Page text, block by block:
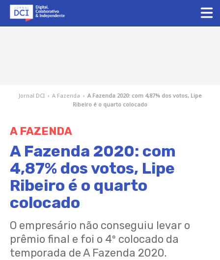
Jornal DCI › A Fazenda › A Fazenda 2020: com 4,87% dos votos, Lipe
Ribeiro é o quarto colocado
A FAZENDA
A Fazenda 2020: com
4,87% dos votos, Lipe
Ribeiro é o quarto
colocado
O empresário não conseguiu levar o
prêmio final e foi o 4º colocado da
temporada de A Fazenda 2020.